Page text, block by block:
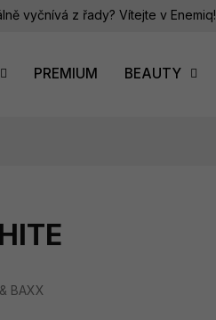
vyčnívá z řady? Vítejte v Enemiq!
PREMIUM BEAUTY
BAXX